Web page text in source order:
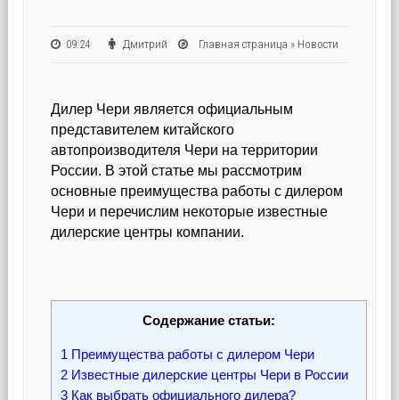
09:24 Дмитрий Главная страница » Новости
Дилер Чери является официальным
представителем китайского
автопроизводителя Чери на территории
России. В этой статье мы рассмотрим
основные преимущества работы с дилером
Чери и перечислим некоторые известные
дилерские центры компании.
Содержание статьи:
1 Преимущества работы с дилером Чери
2 Известные дилерские центры Чери в России
3 Как выбрать официального дилера?